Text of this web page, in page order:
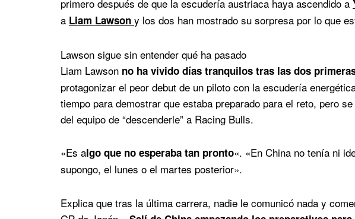
primero después de que la escudería austriaca haya ascendido a
a Liam Lawson y los dos han mostrado su sorpresa por lo que
Lawson sigue sin entender qué ha pasado
Liam Lawson no ha vivido días tranquilos tras las dos
protagonizar el peor debut de un piloto con la escudería
tiempo para demostrar que estaba preparado para el reto, pero
del equipo de “descenderle” a Racing Bulls.
«Es algo que no esperaba tan pronto«. «En China no tenía ni
supongo, el lunes o el martes posterior».
Explica que tras la última carrera, nadie le comunicó nada y